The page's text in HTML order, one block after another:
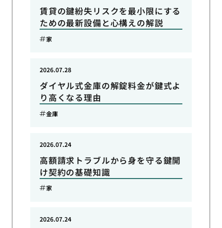
賃貸の鍵紛失リスクを最小限にする
ための最新設備と心構えの解説
家
ダイヤル式金庫の解錠料金が鍵式よ
り高くなる理由
2026.07.28
金庫
高額請求トラブルから身を守る鍵開
け契約の基礎知識
2026.07.24
家
2026.07.24